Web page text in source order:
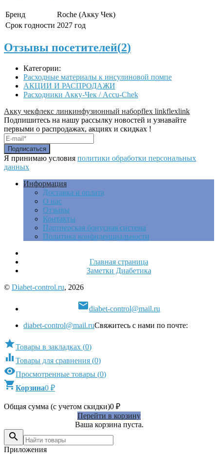
Бренд
Roche (Акку Чек)
Срок годности 2027 год
Отзывы посетителей(2)
Категории:
Расходные материалы к инсулиновой помпе
АКЦИИ И РАСПРОДАЖИ
Расходники Акку-Чек / Accu-Chek
Акку чекфлекс линкинфузионный наборflex linkflexlink
Подпишитесь на нашу рассылку новостей и узнавайте
первыми о распродажах, акциях и скидках !
Я принимаю условия политики обработки персональных
данных
Информация
Доставка и оплата
О нас
Отзывы
Контакты
Партнерская бонусная система
Политика конфиденциальности
Главная страница
Заметки Диабетика
© Diabet-control.ru, 2026
diabet-control@mail.ru
diabet-control@mail.ruСвяжитесь с нами по почте:
Товары в закладках (0)
 Товары для сравнения (0)
Просмотренные товары (0)
Корзина0 ₽
Общая сумма (с учетом скидки)0 ₽
Перейти в корзину
Ваша корзина пуста.

Приложения